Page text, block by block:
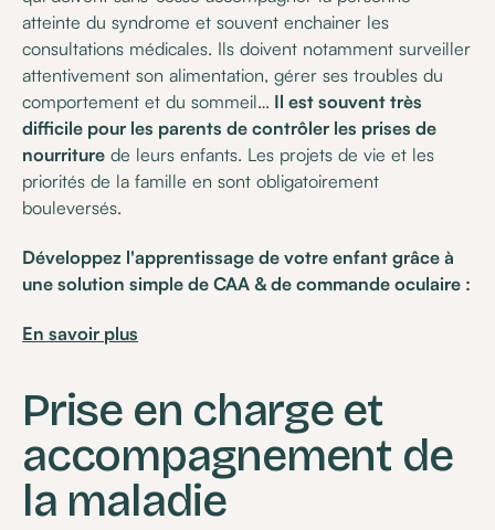
atteinte du syndrome et souvent enchainer les
consultations médicales. Ils doivent notamment surveiller
attentivement son alimentation, gérer ses troubles du
comportement et du sommeil… Il est souvent très
difficile pour les parents de contrôler les prises de
nourriture de leurs enfants. Les projets de vie et les
priorités de la famille en sont obligatoirement
bouleversés.
Développez l'apprentissage de votre enfant grâce à
une solution simple de CAA & de commande oculaire :
En savoir plus
Prise en charge et
accompagnement de
la maladie